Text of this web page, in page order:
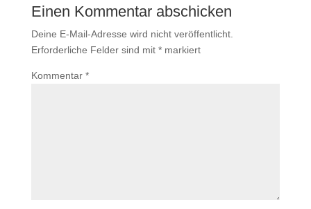
Einen Kommentar abschicken
Deine E-Mail-Adresse wird nicht veröffentlicht.
Erforderliche Felder sind mit *markiert
Kommentar *